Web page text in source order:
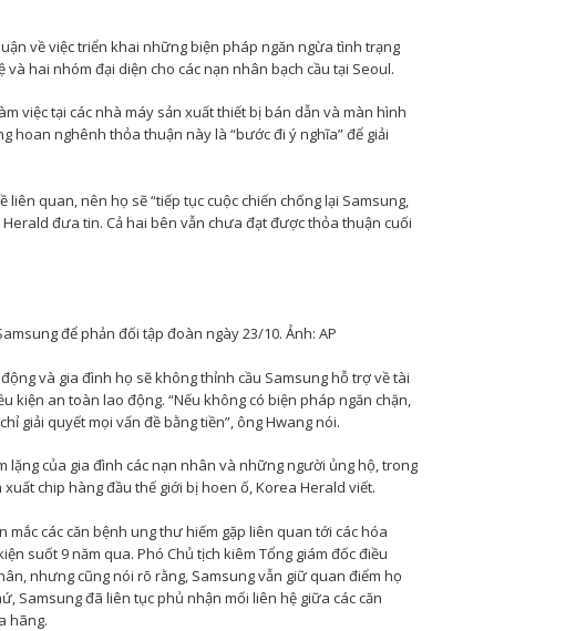
về việc triển khai những biện pháp ngăn ngừa tình trạng
hai nhóm đại diện cho các nạn nhân bạch cầu tại Seoul.
việc tại các nhà máy sản xuất thiết bị bán dẫn và màn hình
hoan nghênh thỏa thuận này là “bước đi ý nghĩa” để giải
quan, nên họ sẽ “tiếp tục cuộc chiến chống lại Samsung,
đưa tin. Cả hai bên vẫn chưa đạt được thỏa thuận cuối
để phản đối tập đoàn ngày 23/10. Ảnh: AP
và gia đình họ sẽ không thỉnh cầu Samsung hỗ trợ về tài
an toàn lao động. “Nếu không có biện pháp ngăn chặn,
giải quyết mọi vấn đề bằng tiền”, ông Hwang nói.
của gia đình các nạn nhân và những người ủng hộ, trong
chip hàng đầu thế giới bị hoen ố, Korea Herald viết.
các căn bệnh ung thư hiếm gặp liên quan tới các hóa
suốt 9 năm qua. Phó Chủ tịch kiêm Tổng giám đốc điều
nhưng cũng nói rõ rằng, Samsung vẫn giữ quan điểm họ
Samsung đã liên tục phủ nhận mối liên hệ giữa các căn
hãng.